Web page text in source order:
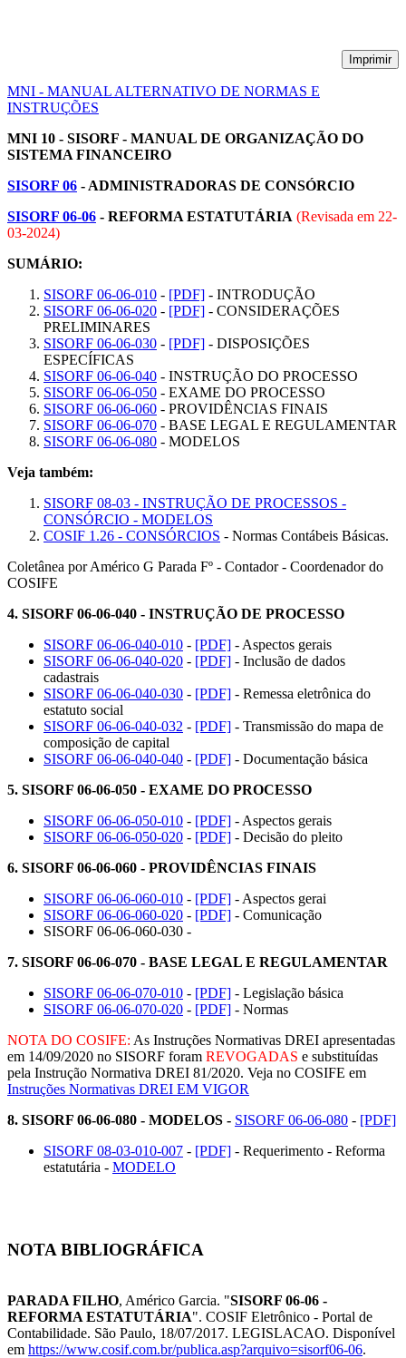
Imprimir
MNI - MANUAL ALTERNATIVO DE NORMAS E
INSTRUÇÕES
MNI 10 - SISORF - MANUAL DE ORGANIZAÇÃO DO
SISTEMA FINANCEIRO
SISORF 06 - ADMINISTRADORAS DE CONSÓRCIO
SISORF 06-06 - REFORMA ESTATUTÁRIA (Revisada em 22-
03-2024)
SUMÁRIO:
SISORF 06-06-010 - [PDF] - INTRODUÇÃO
SISORF 06-06-020 - [PDF] - CONSIDERAÇÕES
PRELIMINARES
SISORF 06-06-030 - [PDF] - DISPOSIÇÕES
ESPECÍFICAS
SISORF 06-06-040 - INSTRUÇÃO DO PROCESSO
SISORF 06-06-050 - EXAME DO PROCESSO
SISORF 06-06-060 - PROVIDÊNCIAS FINAIS
SISORF 06-06-070 - BASE LEGAL E REGULAMENTAR
SISORF 06-06-080 - MODELOS
Veja também:
SISORF 08-03 - INSTRUÇÃO DE PROCESSOS -
CONSÓRCIO - MODELOS
COSIF 1.26 - CONSÓRCIOS - Normas Contábeis Básicas.
Coletânea por Américo G Parada Fº - Contador - Coordenador do
COSIFE
4. SISORF 06-06-040 - INSTRUÇÃO DE PROCESSO
SISORF 06-06-040-010 - [PDF] - Aspectos gerais
SISORF 06-06-040-020 - [PDF] - Inclusão de dados
cadastrais
SISORF 06-06-040-030 - [PDF] - Remessa eletrônica do
estatuto social
SISORF 06-06-040-032 - [PDF] - Transmissão do mapa de
composição de capital
SISORF 06-06-040-040 - [PDF] - Documentação básica
5. SISORF 06-06-050 - EXAME DO PROCESSO
SISORF 06-06-050-010 - [PDF] - Aspectos gerais
SISORF 06-06-050-020 - [PDF] - Decisão do pleito
6. SISORF 06-06-060 - PROVIDÊNCIAS FINAIS
SISORF 06-06-060-010 - [PDF] - Aspectos gerai
SISORF 06-06-060-020 - [PDF] - Comunicação
SISORF 06-06-060-030 -
7. SISORF 06-06-070 - BASE LEGAL E REGULAMENTAR
SISORF 06-06-070-010 - [PDF] - Legislação básica
SISORF 06-06-070-020 - [PDF] - Normas
NOTA DO COSIFE: As Instruções Normativas DREI apresentadas
em 14/09/2020 no SISORF foram REVOGADAS e substituídas
pela Instrução Normativa DREI 81/2020. Veja no COSIFE em
Instruções Normativas DREI EM VIGOR
8. SISORF 06-06-080 - MODELOS - SISORF 06-06-080 - [PDF]
SISORF 08-03-010-007 - [PDF] - Requerimento - Reforma
estatutária - MODELO
NOTA BIBLIOGRÁFICA
PARADA FILHO, Américo Garcia. "SISORF 06-06 -
REFORMA ESTATUTÁRIA". COSIF Eletrônico - Portal de
Contabilidade. São Paulo, 18/07/2017. LEGISLACAO. Disponível
em https://www.cosif.com.br/publica.asp?arquivo=sisorf06-06.